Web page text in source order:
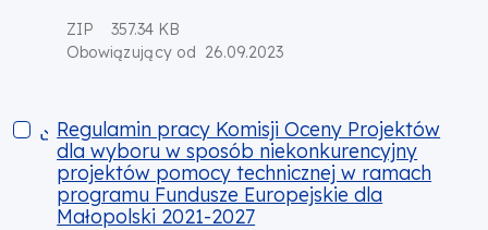
ZIP
357.34 KB
Obowiązujący od 26.09.2023
Regulamin pracy Komisji Oceny Projektów dla wyboru w
Regulamin pracy Komisji Oceny Projektów
dla wyboru w sposób niekonkurencyjny
projektów pomocy technicznej w ramach
programu Fundusze Europejskie dla
Małopolski 2021-2027